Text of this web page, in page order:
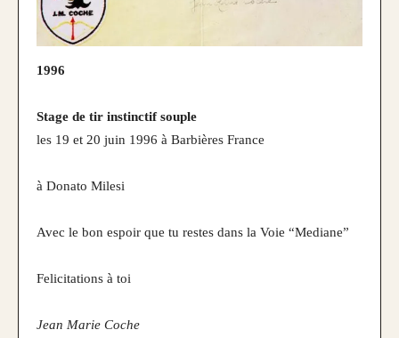
1996
Stage de tir instinctif souple
les 19 et 20 juin 1996 à Barbières France
à Donato Milesi
Avec le bon espoir que tu restes dans la Voie “Mediane”
Felicitations à toi
Jean Marie Coche